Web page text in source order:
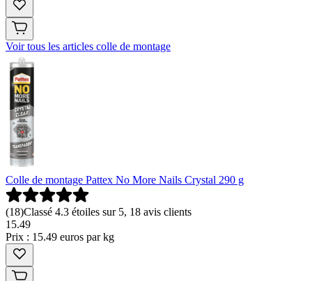
Voir tous les articles colle de montage
Colle de montage Pattex No More Nails Crystal 290 g
(18)Classé 4.3 étoiles sur 5, 18 avis clients
15.49
Prix : 15.49 euros par kg